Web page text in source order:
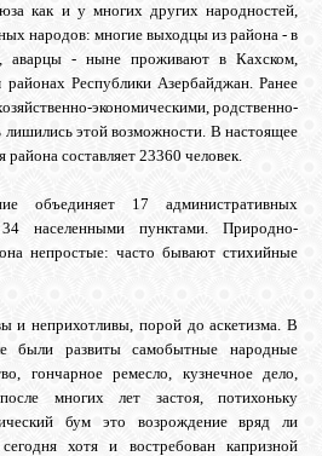
как и у многих других народностей,
народов: многие выходцы из района - в
аварцы - ныне проживают в Кахском,
районах Республики Азербайджан. Ранее
экономическими, родственно-
этой возможности. В настоящее
района составляет 23360 человек.
объединяет 17 административных
населенными пунктами. Природно-
непростые: часто бывают стихийные
и неприхотливы, порой до аскетизма. В
были развиты самобытные народные
гончарное ремесло, кузнечное дело,
многих лет застоя, потихоньку
бум это возрождение вряд ли
хотя и востребован капризной